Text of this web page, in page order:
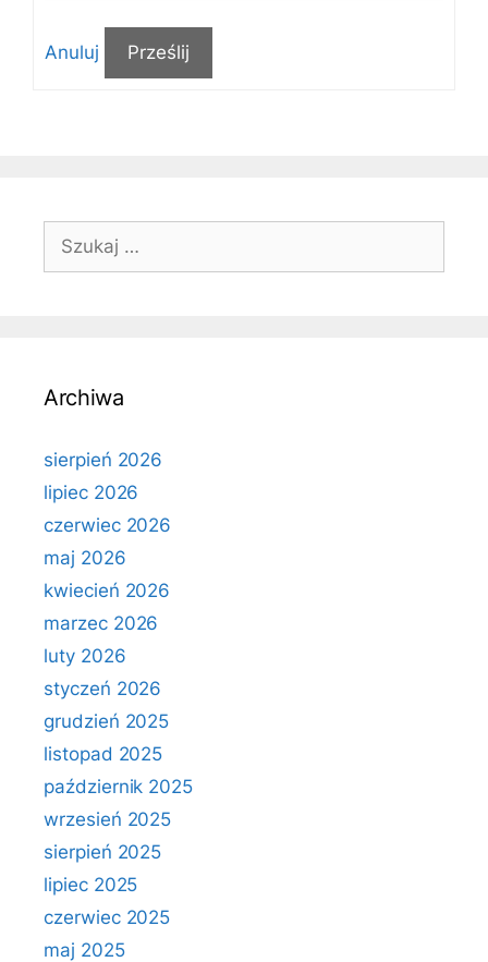
Anuluj Prześlij
Szukaj:
Archiwa
sierpień 2026
lipiec 2026
czerwiec 2026
maj 2026
kwiecień 2026
marzec 2026
luty 2026
styczeń 2026
grudzień 2025
listopad 2025
październik 2025
wrzesień 2025
sierpień 2025
lipiec 2025
czerwiec 2025
maj 2025